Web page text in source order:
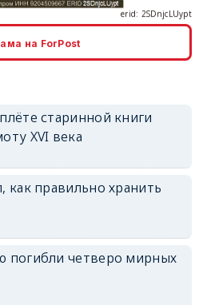
erid: 2SDnjdPjgYS
на ForPost
старинной книги
XVI века
как правильно хранить
погибли четверо мирных